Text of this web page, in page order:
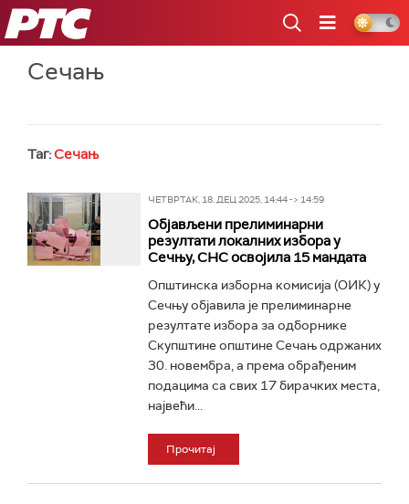
РТС
Сечањ
Таг:Сечањ
ЧЕТВРТАК, 18. ДЕЦ 2025, 14:44 -> 14:59
Објављени прелиминарни
резултати локалних избора у
Сечњу, СНС освојила 15 мандата
Општинска изборна комисија (ОИК) у
Сечњу објавила је прелиминарне
резултате избора за одборнике
Скупштине општине Сечањ одржаних
30. новембра, а према обрађеним
подацима са свих 17 бирачких места,
највећи...
Прочитај